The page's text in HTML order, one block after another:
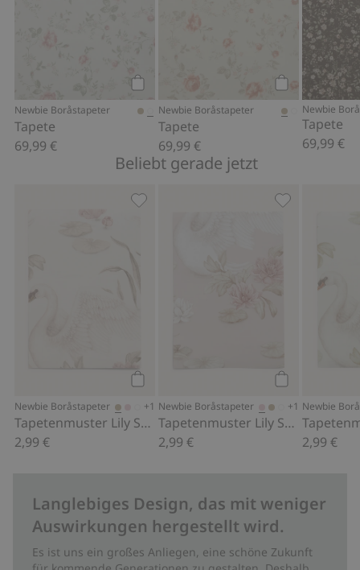
Kaufen
Newbie Boråstapeter
Tapete
69,99 €
Kaufen
Newbie Boråstapeter
Tapete
69,99 €
Newbie
Tapete
69,99 €
Beliebt gerade jetzt
Newbie Boråstapeter +1
Tapetenmuster Lily Swan
2,99 €
Newbie Boråstapeter +1
Tapetenmuster Lily Swan
2,99 €
Newbie
2,99 €
Langlebiges Design, das mit weniger
Auswirkungen hergestellt wird.
Es ist uns ein großes Anliegen, eine schöne Zukunft